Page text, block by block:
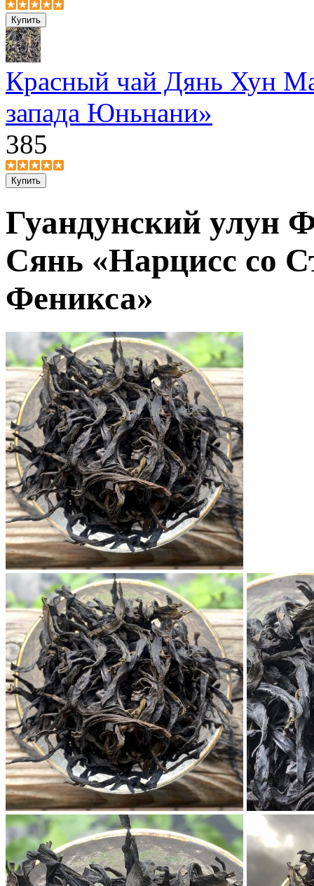
Красный чай Дянь Хун
запада Юньнани»
385
Гуандунский улун
Сянь «Нарцисс со
Феникса»